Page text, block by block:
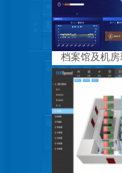
档案馆及机